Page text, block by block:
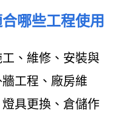
哪些工程使用
、維修、安裝與
工程、廠房維
具更換、倉儲作